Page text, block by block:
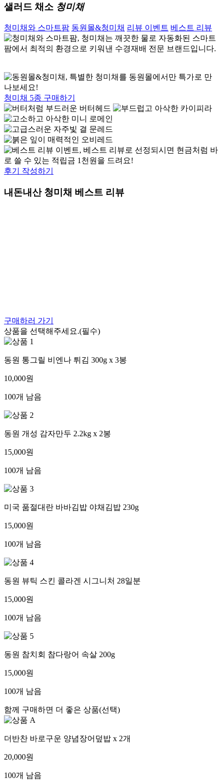
샐러드 채소 청미채
청미채와 스마트팜 동원몰&청미채 리뷰 이벤트 베스트 리뷰
청미채 5종 구매하기
후기 작성하기
내돈내산 청미채 베스트 리뷰
구매하러 가기
상품을 선택해주세요.(필수)
동원 통그릴 비엔나 튀김 300g x 3봉
10,000원
100개 남음
동원 개성 감자만두 2.2kg x 2봉
15,000원
100개 남음
미국 품절대란 바바김밥 야채김밥 230g
15,000원
100개 남음
동원 뷰틱 스킨 콜라겐 시그니처 28일분
15,000원
100개 남음
동원 참치회 참다랑어 속살 200g
15,000원
100개 남음
함께 구매하면 더 좋은 상품(선택)
더반찬 바로구운 양념장어덮밥 x 2개
20,000원
100개 남음